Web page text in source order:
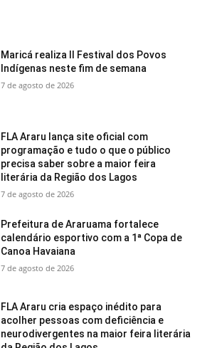
Maricá realiza II Festival dos Povos
Indígenas neste fim de semana
7 de agosto de 2026
FLA Araru lança site oficial com
programação e tudo o que o público
precisa saber sobre a maior feira
literária da Região dos Lagos
7 de agosto de 2026
Prefeitura de Araruama fortalece
calendário esportivo com a 1ª Copa de
Canoa Havaiana
7 de agosto de 2026
FLA Araru cria espaço inédito para
acolher pessoas com deficiência e
neurodivergentes na maior feira literária